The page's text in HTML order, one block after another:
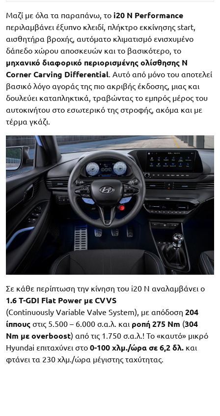
Μαζί με όλα τα παραπάνω, το i20 N Performance
περιλαμβάνει έξυπνο κλειδί, πλήκτρο εκκίνησης start,
αισθητήρα βροχής, αυτόματο κλιματισμό ενισχυμένο
δάπεδο χώρου αποσκευών και το βασικότερο, το
μηχανικό διαφορικό περιορισμένης ολίσθησης N
Corner Carving Differential. Αυτό από μόνο του αποτελεί
βασικό λόγο αγοράς της πιο ακριβής έκδοσης, μιας και
δουλεύει καταπληκτικά, τραβώντας το εμπρός μέρος του
αυτοκινήτου στο εσωτερικό της στροφής, ακόμα και με
τέρμα γκάζι.
Σε κάθε περίπτωση την κίνηση του i20 N αναλαμβάνει ο
1.6 Τ-GDI Flat Power με CVVS
(Continuously Variable Valve System), με απόδοση 204
ίππους στις 5.500 – 6.000 σ.α.λ. και ροπή 275 Nm (304
Nm με overboost) από τις 1.750 σ.α.λ.! Το «καυτό» μικρό
Hyundai επιταχύνει στο 0-100 χλμ./ώρα σε 6,2 δλ. και
φτάνει τα 230 χλμ./ώρα μέγιστης ταχύτητας.